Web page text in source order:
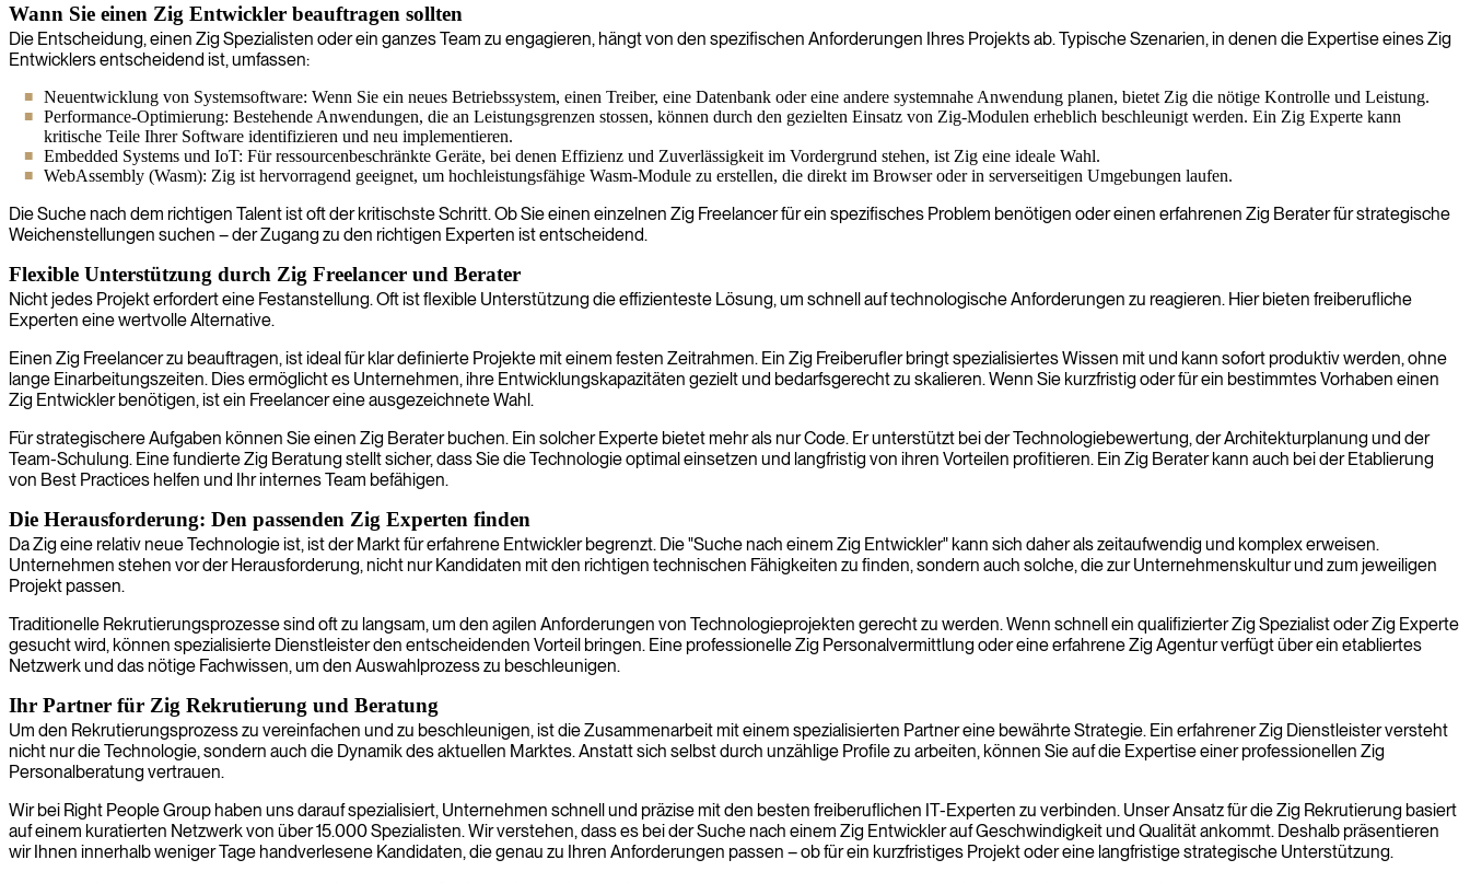
Wann Sie einen Zig Entwickler beauftragen sollten
Die Entscheidung, einen Zig Spezialisten oder ein ganzes Team zu engagieren, hängt von den spezifischen Anforderungen Ihres Projekts ab. Typische Szenarien, in denen die Expertise eines Zig
Entwicklers entscheidend ist, umfassen:
Neuentwicklung von Systemsoftware: Wenn Sie ein neues Betriebssystem, einen Treiber, eine Datenbank oder eine andere systemnahe Anwendung planen, bietet Zig die nötige Kontrolle und Leistung.
Performance-Optimierung: Bestehende Anwendungen, die an Leistungsgrenzen stossen, können durch den gezielten Einsatz von Zig-Modulen erheblich beschleunigt werden. Ein Zig Experte kann
kritische Teile Ihrer Software identifizieren und neu implementieren.
Embedded Systems und IoT: Für ressourcenbeschränkte Geräte, bei denen Effizienz und Zuverlässigkeit im Vordergrund stehen, ist Zig eine ideale Wahl.
WebAssembly (Wasm): Zig ist hervorragend geeignet, um hochleistungsfähige Wasm-Module zu erstellen, die direkt im Browser oder in serverseitigen Umgebungen laufen.
Die Suche nach dem richtigen Talent ist oft der kritischste Schritt. Ob Sie einen einzelnen Zig Freelancer für ein spezifisches Problem benötigen oder einen erfahrenen Zig Berater für strategische
Weichenstellungen suchen – der Zugang zu den richtigen Experten ist entscheidend.
Flexible Unterstützung durch Zig Freelancer und Berater
Nicht jedes Projekt erfordert eine Festanstellung. Oft ist flexible Unterstützung die effizienteste Lösung, um schnell auf technologische Anforderungen zu reagieren. Hier bieten freiberufliche
Experten eine wertvolle Alternative.
Einen Zig Freelancer zu beauftragen, ist ideal für klar definierte Projekte mit einem festen Zeitrahmen. Ein Zig Freiberufler bringt spezialisiertes Wissen mit und kann sofort produktiv werden, ohne
lange Einarbeitungszeiten. Dies ermöglicht es Unternehmen, ihre Entwicklungskapazitäten gezielt und bedarfsgerecht zu skalieren. Wenn Sie kurzfristig oder für ein bestimmtes Vorhaben einen
Zig Entwickler benötigen, ist ein Freelancer eine ausgezeichnete Wahl.
Für strategischere Aufgaben können Sie einen Zig Berater buchen. Ein solcher Experte bietet mehr als nur Code. Er unterstützt bei der Technologiebewertung, der Architekturplanung und der
Team-Schulung. Eine fundierte Zig Beratung stellt sicher, dass Sie die Technologie optimal einsetzen und langfristig von ihren Vorteilen profitieren. Ein Zig Berater kann auch bei der Etablierung
von Best Practices helfen und Ihr internes Team befähigen.
Die Herausforderung: Den passenden Zig Experten finden
Da Zig eine relativ neue Technologie ist, ist der Markt für erfahrene Entwickler begrenzt. Die "Suche nach einem Zig Entwickler" kann sich daher als zeitaufwendig und komplex erweisen.
Unternehmen stehen vor der Herausforderung, nicht nur Kandidaten mit den richtigen technischen Fähigkeiten zu finden, sondern auch solche, die zur Unternehmenskultur und zum jeweiligen
Projekt passen.
Traditionelle Rekrutierungsprozesse sind oft zu langsam, um den agilen Anforderungen von Technologieprojekten gerecht zu werden. Wenn schnell ein qualifizierter Zig Spezialist oder Zig Experte
gesucht wird, können spezialisierte Dienstleister den entscheidenden Vorteil bringen. Eine professionelle Zig Personalvermittlung oder eine erfahrene Zig Agentur verfügt über ein etabliertes
Netzwerk und das nötige Fachwissen, um den Auswahlprozess zu beschleunigen.
Ihr Partner für Zig Rekrutierung und Beratung
Um den Rekrutierungsprozess zu vereinfachen und zu beschleunigen, ist die Zusammenarbeit mit einem spezialisierten Partner eine bewährte Strategie. Ein erfahrener Zig Dienstleister versteht
nicht nur die Technologie, sondern auch die Dynamik des aktuellen Marktes. Anstatt sich selbst durch unzählige Profile zu arbeiten, können Sie auf die Expertise einer professionellen Zig
Personalberatung vertrauen.
Wir bei Right People Group haben uns darauf spezialisiert, Unternehmen schnell und präzise mit den besten freiberuflichen IT-Experten zu verbinden. Unser Ansatz für die Zig Rekrutierung basiert
auf einem kuratierten Netzwerk von über 15.000 Spezialisten. Wir verstehen, dass es bei der Suche nach einem Zig Entwickler auf Geschwindigkeit und Qualität ankommt. Deshalb präsentieren
wir Ihnen innerhalb weniger Tage handverlesene Kandidaten, die genau zu Ihren Anforderungen passen – ob für ein kurzfristiges Projekt oder eine langfristige strategische Unterstützung.